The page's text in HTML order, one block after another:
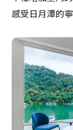
感受日月潭的